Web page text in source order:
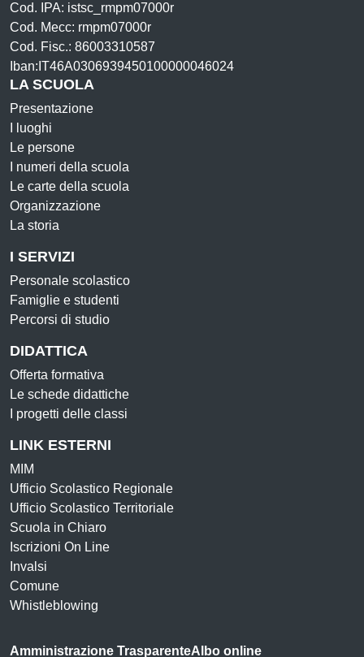
Cod. IPA: istsc_rmpm07000r
Cod. Mecc: rmpm07000r
Cod. Fisc.: 86003310587
Iban:IT46A0306939450100000046024
LA SCUOLA
Presentazione
I luoghi
Le persone
I numeri della scuola
Le carte della scuola
Organizzazione
La storia
I SERVIZI
Personale scolastico
Famiglie e studenti
Percorsi di studio
DIDATTICA
Offerta formativa
Le schede didattiche
I progetti delle classi
LINK ESTERNI
MIM
Ufficio Scolastico Regionale
Ufficio Scolastico Territoriale
Scuola in Chiaro
Iscrizioni On Line
Invalsi
Comune
Whistleblowing
Amministrazione TrasparenteAlbo online